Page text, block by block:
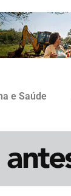
e Saúde